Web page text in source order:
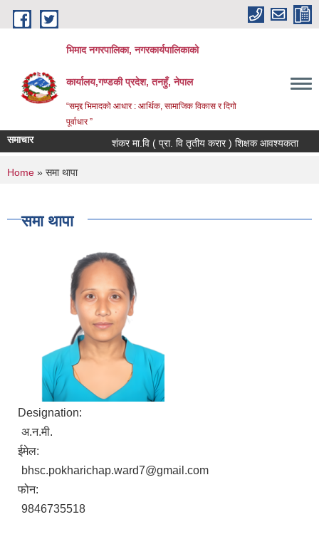
Skip to main content
भिमाद नगरपालिका, नगरकार्यपालिकाको
कार्यालय,गण्डकी प्रदेश, तनहुँ, नेपाल
“समृद्द भिमादको आधार : आर्थिक, सामाजिक विकास र दिगो
पूर्वाधार ”
समाचार शंकर मा.वि ( प्रा. वि तृतीय करार ) शिक्षक आवश्यकता
You are here
Home » समा थापा
समा थापा
Designation:
अ.न.मी.
ईमेल:
bhsc.pokharichap.ward7@gmail.com
फोन:
9846735518